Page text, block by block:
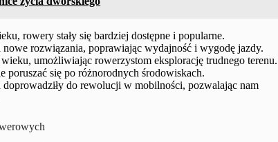
rowery stały się bardziej dostępne i popularne.
rozwiązania, poprawiając wydajność i wygodę jazdy.
umożliwiając rowerzystom eksplorację trudnego terenu.
się po różnorodnych środowiskach.
do rewolucji w mobilności, pozwalając nam